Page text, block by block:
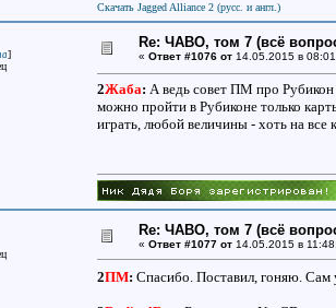
Скачать Jagged Alliance 2 (русс. и англ.)
]
Re: ЧАВО, том 7 (всё
« Ответ #1076 от14.05.2015 в
2Жаба: А ведь совет ПМ про Рубикон
можно пройти в Рубиконе только
играть, любой величины - хоть на все
Re: ЧАВО, том 7 (всё
« Ответ #1077 от14.05.2015 в
2ПМ: Спасибо. Поставил, гоняю.